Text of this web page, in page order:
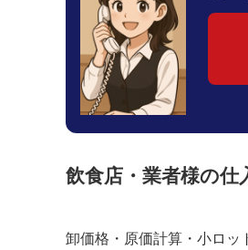
飲食店・業者様の仕
卸価格・原価計算・小ロッ